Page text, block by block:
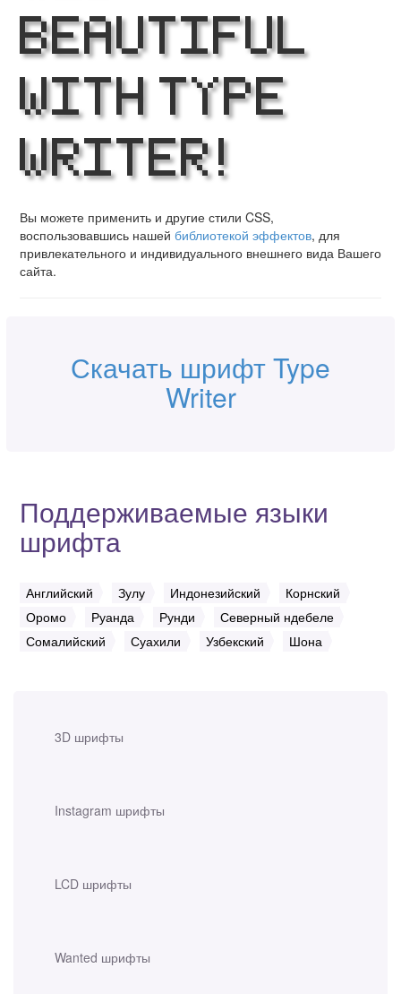
3D шрифты
Instagram шрифты
LCD шрифты
Wanted шрифты
Beautiful
with Type
Writer!
Вы можете применить и другие стили CSS,
воспользовавшись нашей библиотекой эффектов, для
привлекательного и индивидуального внешнего вида Вашего
сайта.
Скачать шрифт Type
Writer
Поддерживаемые языки
шрифта
Английский Зулу Индонезийский
Корнский
Оромо
Руанда Рунди
Северный ндебеле
Сомалийский
Суахили Узбекский Шона